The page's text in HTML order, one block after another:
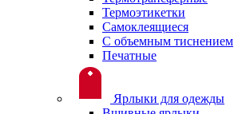
Термоэтикетки
Самоклеящиеся
С объемным тиснением
Печатные
Ярлыки для одежды